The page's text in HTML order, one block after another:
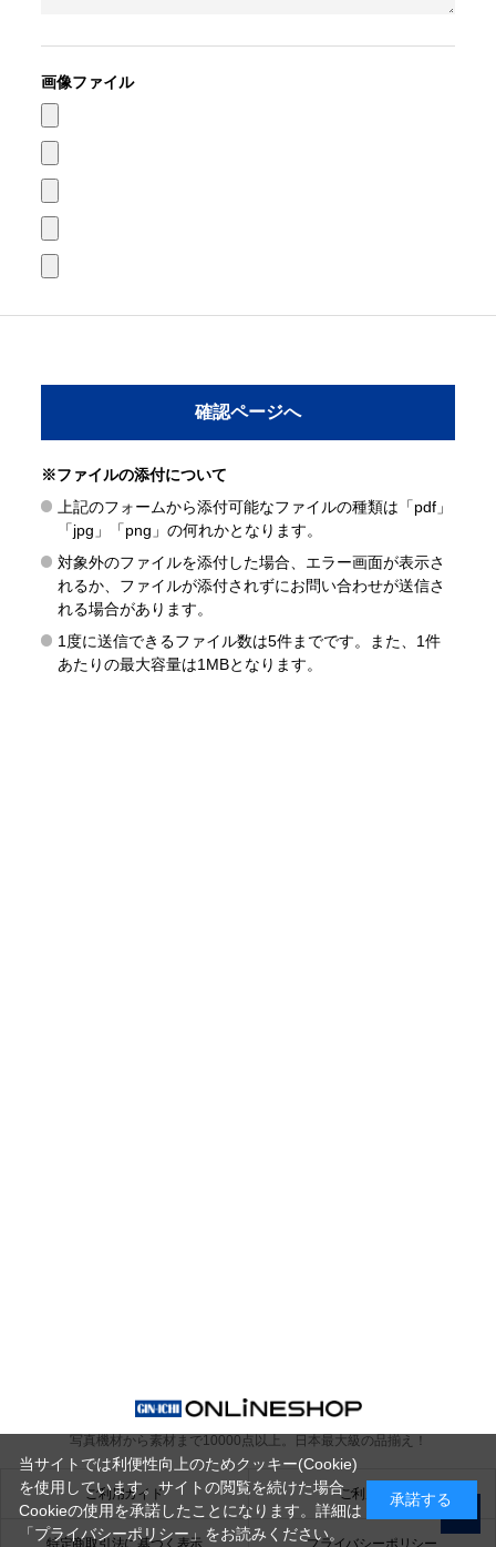
画像ファイル
※ファイルの添付について
上記のフォームから添付可能なファイルの種類は「pdf」
「jpg」「png」の何れかとなります。
対象外のファイルを添付した場合、エラー画面が表示さ
れるか、ファイルが添付されずにお問い合わせが送信さ
れる場合があります。
1度に送信できるファイル数は5件までです。また、1件
あたりの最大容量は1MBとなります。
写真機材から素材まで10000点以上。 日本最大級の品揃え！
ご利用ガイド ご利用規約
特定商取引法に基づく表示 プライバシーポリシー
当サイトでは利便性向上のためクッキー(Cookie)
を使用しています。サイトの閲覧を続けた場合
Cookieの使用を承諾したことになります。詳細は
「プライバシーポリシー」 をお読みください。
承諾する